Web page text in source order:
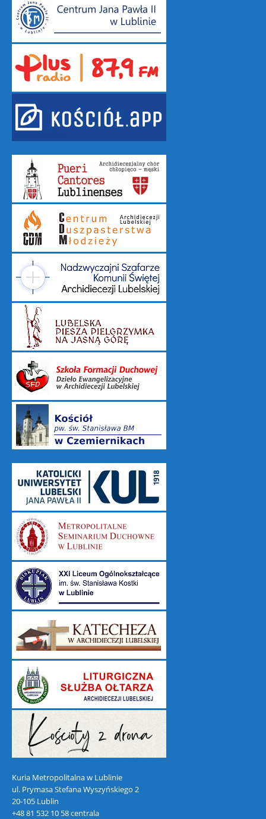
Kuria Metropolitalna w Lublinie
ul. Prymasa Stefana Wyszyńskiego 2
20-105 Lublin
+48 81 532 10 58 centrala